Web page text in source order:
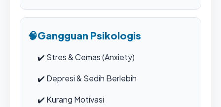
🧠Gangguan Psikologis
✔️ Stres & Cemas (Anxiety)
✔️ Depresi & Sedih Berlebih
✔️ Kurang Motivasi